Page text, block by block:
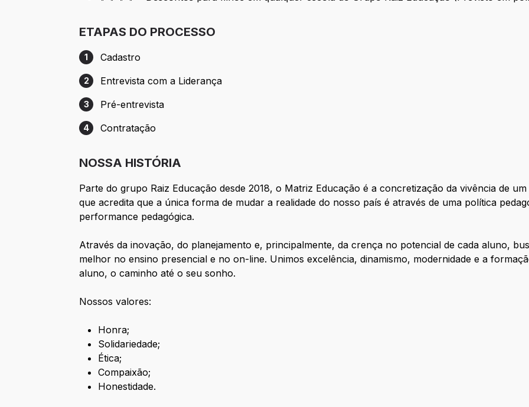
ETAPAS DO PROCESSO
Etapa 1: Cadastro
1 Cadastro
Etapa 2: Entrevista com a Liderança
2 Entrevista com a Liderança
Etapa 3: Pré-entrevista
3 Pré-entrevista
Etapa 4: Contratação
4 Contratação
NOSSA HISTÓRIA
Parte do grupo Raiz Educação desde 2018, o Matriz Educação é a concretização da vivência de
que acredita que a única forma de mudar a realidade do nosso país é através de uma política
performance pedagógica.
Através da inovação, do planejamento e, principalmente, da crença no potencial de cada aluno,
melhor no ensino presencial e no on-line. Unimos excelência, dinamismo, modernidade e a
aluno, o caminho até o seu sonho.
Nossos valores:
Honra;
Solidariedade;
Ética;
Compaixão;
Honestidade.